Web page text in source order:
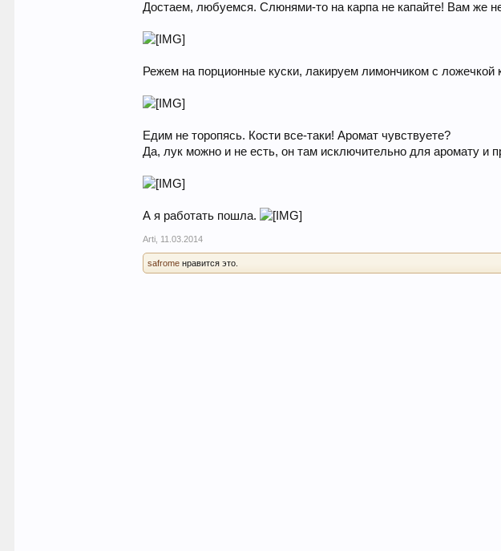
Достаем, любуемся. Слюнями-то на карпа не капайте! Вам же
Режем на порционные куски, лакируем лимончиком с ложечкой
Едим не торопясь. Кости все-таки! Аромат чувствуете?
Да, лук можно и не есть, он там исключительно для аромату и
А я работать пошла.
Arti 11.03.2014
safrome нравится это.